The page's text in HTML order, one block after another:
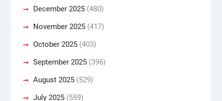
December 2025(480)
November 2025(417)
October 2025(403)
September 2025(396)
August 2025(529)
July 2025(559)